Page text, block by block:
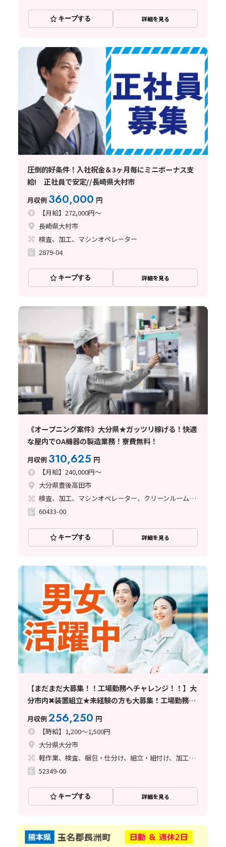
キープする 詳細を見る
圧倒的好条件！入社祝金＆3ヶ月毎にミニボーナス支
給! 正社員で安定//長崎県大村市
月収例 360,000 円
【月給】272,000円～
長崎県大村市
検査、加工、マシンオペレーター
2879-04
キープする 詳細を見る
《オープニング案件》大分県★ガッツリ稼げる！快適
な屋内でOA機器の製造業務！寮費無料！
月収例 310,625 円
【月給】240,000円～
大分県豊後高田市
検査、加工、マシンオペレーター、クリーンルーム、清掃・洗浄、立ち作業
60433-00
キープする 詳細を見る
【まだまだ大募集！！工場勤務へチャレンジ！！】大
分市内✖装置組立★未経験の方も大募集！工場勤務は
ココから 土日休み✖日勤♪50代も活躍中♪
月収例256,250 円
【時給】1,200～1,500円
大分県大分市
軽作業、検査、梱包・仕分け、組立・組付け、加工、クリーンルーム、ライン作業
52349-00
キープする 詳細を見る